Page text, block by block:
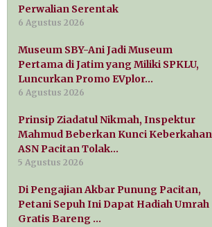
Perwalian Serentak
6 Agustus 2026
Museum SBY-Ani Jadi Museum
Pertama di Jatim yang Miliki SPKLU,
Luncurkan Promo EVplor…
6 Agustus 2026
Prinsip Ziadatul Nikmah, Inspektur
Mahmud Beberkan Kunci Keberkahan
ASN Pacitan Tolak…
5 Agustus 2026
Di Pengajian Akbar Punung Pacitan,
Petani Sepuh Ini Dapat Hadiah Umrah
Gratis Bareng …